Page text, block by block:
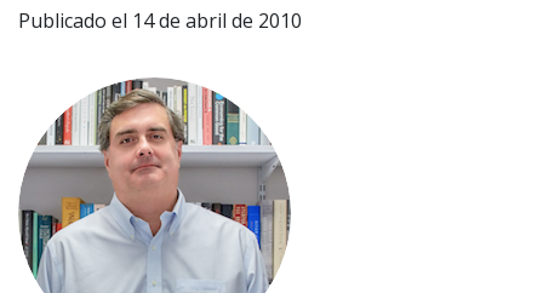
Publicado el 14 de abril de 2010